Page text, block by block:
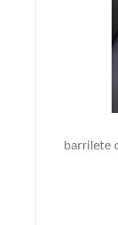
barrilete